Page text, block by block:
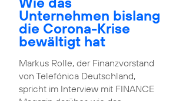
Unternehmen bislang
die Corona-Krise
bewältigt hat
Markus Rolle, der Finanzvorstand
von Telefónica Deutschland,
spricht im Interview mit FINANCE